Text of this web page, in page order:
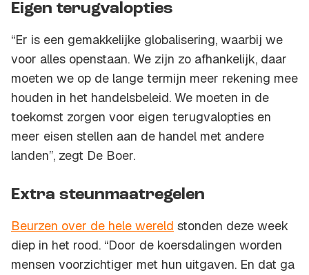
Eigen terugvalopties
“Er is een gemakkelijke globalisering, waarbij we
voor alles openstaan. We zijn zo afhankelijk, daar
moeten we op de lange termijn meer rekening mee
houden in het handelsbeleid. We moeten in de
toekomst zorgen voor eigen terugvalopties en
meer eisen stellen aan de handel met andere
landen”, zegt De Boer.
Extra steunmaatregelen
Beurzen over de hele wereld stonden deze week
diep in het rood. “Door de koersdalingen worden
mensen voorzichtiger met hun uitgaven. En dat ga